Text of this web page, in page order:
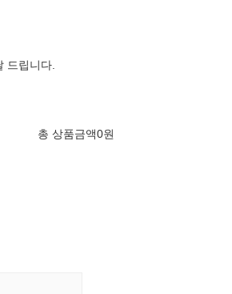
드립니다.
총 상품금액0원